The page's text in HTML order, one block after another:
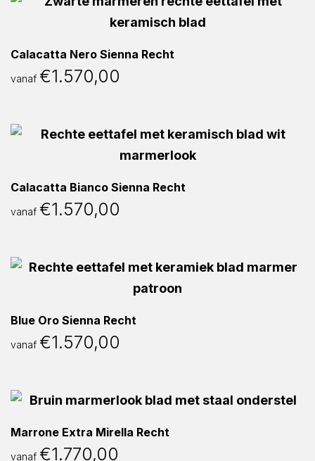
Calacatta Nero Sienna Recht
vanaf €1.570,00
Calacatta Bianco Sienna Recht
vanaf €1.570,00
Blue Oro Sienna Recht
vanaf €1.570,00
Marrone Extra Mirella Recht
vanaf €1.770,00